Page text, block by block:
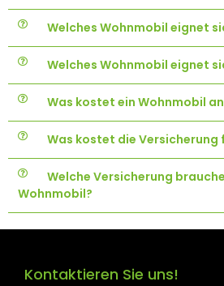
Welches Wohnmobil eignet
Welches Wohnmobil eignet
Was kostet ein Wohnmobil
Was kostet die Versicherung
Welche Versicherung
Wohnmobil?
Kontaktieren Sie uns!